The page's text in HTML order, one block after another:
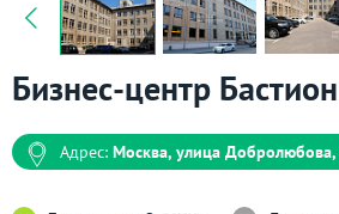
Бизнес-центр
Адрес: Москва, улица Добролюбова,